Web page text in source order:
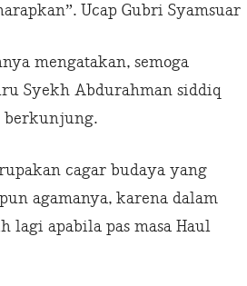
Ucap Gubri Syamsuar
mengatakan, semoga
Syekh Abdurahman siddiq
berkunjung.
cagar budaya yang
agamanya, karena dalam
lagi apabila pas masa Haul